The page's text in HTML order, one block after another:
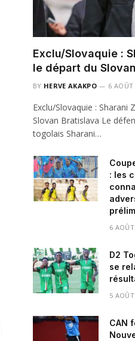
Exclu/Slovaquie :
le départ du
BY HERVE AKAKPO 6
Exclu/Slovaquie : Sharani
Slovan Bratislava Le
togolais Sharani…
: les
6
D2
se
5
CAN